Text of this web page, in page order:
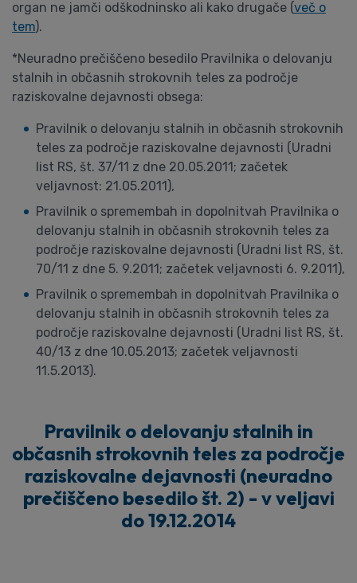
organ ne jamči odškodninsko ali kako drugače (več o
tem).
*Neuradno prečiščeno besedilo Pravilnika o delovanju
stalnih in občasnih strokovnih teles za področje
raziskovalne dejavnosti obsega:
Pravilnik o delovanju stalnih in občasnih strokovnih
teles za področje raziskovalne dejavnosti (Uradni
list RS, št. 37/11 z dne 20.05.2011; začetek
veljavnost: 21.05.2011),
Pravilnik o spremembah in dopolnitvah Pravilnika o
delovanju stalnih in občasnih strokovnih teles za
področje raziskovalne dejavnosti (Uradni list RS, št.
70/11 z dne 5. 9.2011; začetek veljavnosti 6. 9.2011),
Pravilnik o spremembah in dopolnitvah Pravilnika o
delovanju stalnih in občasnih strokovnih teles za
področje raziskovalne dejavnosti (Uradni list RS, št.
40/13 z dne 10.05.2013; začetek veljavnosti
11.5.2013).
Pravilnik o delovanju stalnih in
občasnih strokovnih teles za področje
raziskovalne dejavnosti (neuradno
prečiščeno besedilo št. 2) - v veljavi
do 19.12.2014